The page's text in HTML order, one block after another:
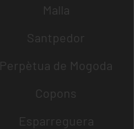
Malla
Santpedor
Perpètua de Mogoda
Copons
Esparreguera